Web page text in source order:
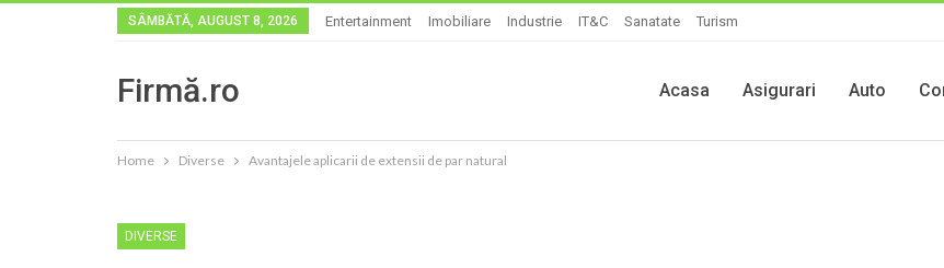
SÂMBĂTĂ, AUGUST 8, 2026 Entertainment Imobiliare Industrie IT&C Sanatate Turism
Firmă.ro Acasa Asigurari Auto
Home Diverse Avantajele aplicarii de extensii de par natural
DIVERSE